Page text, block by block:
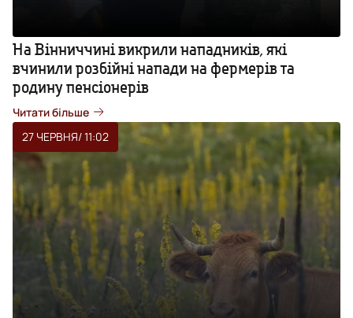
На Вінниччині викрили нападників, які
вчинили розбійні напади на фермерів та
родину пенсіонерів
Читати більше
27 ЧЕРВНЯ/ 11:02